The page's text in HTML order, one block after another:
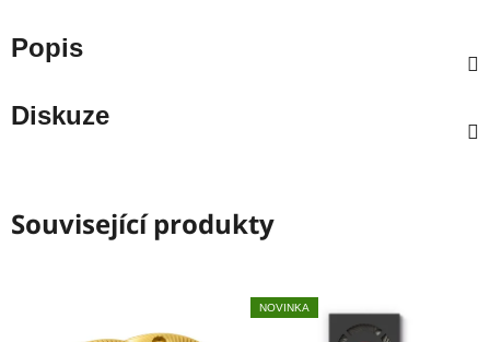
Popis
Diskuze
Související produkty
NOVINKA